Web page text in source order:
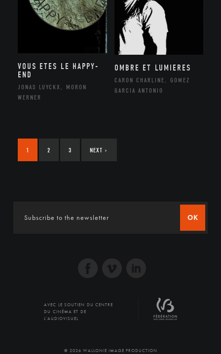
VOUS ETES LE HAPPY-
END
JONAS LUYCKX, MORON
WERNER
OMBRE ET LUMIERES
CARON CHARLINE, GOMEZ
GARCIA ANTONIO
1 2 3 NEXT ›
OK
AVEC LE SOUTIEN DU CENTRE
DU CINÉMA ET DE
L'AUDIOVISUEL
© 2026 WALLONIE IMAGE PRODUCTION